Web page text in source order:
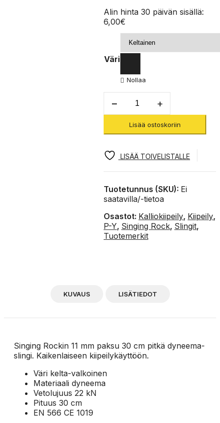
Alin hinta 30 päivän sisällä:
6,00€
Väri
Nollaa
Sling
11mm
-
määrä
Lisää ostoskoriin
LISÄÄ TOIVELISTALLE
Tuotetunnus (SKU): Ei
saatavilla/-tietoa
Osastot: Kalliokiipeily, Kiipeily,
P-Y, Singing Rock, Slingit,
Tuotemerkit
KUVAUS LISÄTIEDOT
Singing Rockin 11 mm paksu 30 cm pitkä dyneema-
slingi. Kaikenlaiseen kiipeilykäyttöön.
Väri kelta-valkoinen
Materiaali dyneema
Vetolujuus 22 kN
Pituus 30 cm
EN 566 CE 1019